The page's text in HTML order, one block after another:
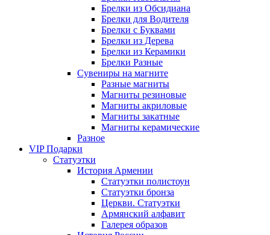
Брелки из Обсидиана
Брелки для Водителя
Брелки с Буквами
Брелки из Дерева
Брелки из Керамики
Брелки Разные
Сувениры на магните
Разные магниты
Магниты резиновые
Магниты акриловые
Магниты закатные
Магниты керамические
Разное
VIP Подарки
Статуэтки
История Армении
Статуэтки полистоун
Статуэтки бронза
Церкви. Статуэтки
Армянский алфавит
Галерея образов